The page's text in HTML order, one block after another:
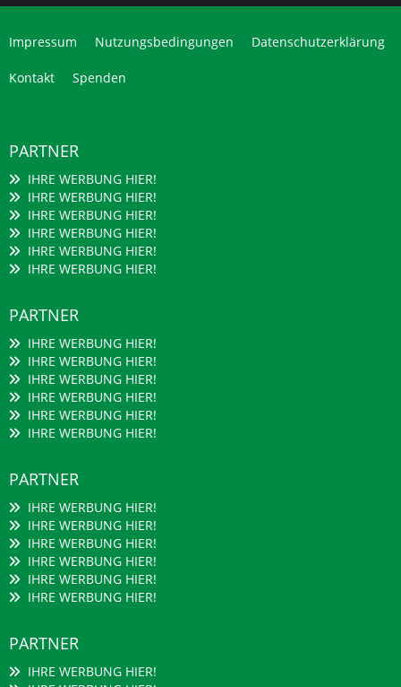
Impressum Nutzungsbedingungen Datenschutzerklärung
Kontakt Spenden
PARTNER
IHRE WERBUNG HIER!
IHRE WERBUNG HIER!
IHRE WERBUNG HIER!
IHRE WERBUNG HIER!
IHRE WERBUNG HIER!
IHRE WERBUNG HIER!
PARTNER
IHRE WERBUNG HIER!
IHRE WERBUNG HIER!
IHRE WERBUNG HIER!
IHRE WERBUNG HIER!
IHRE WERBUNG HIER!
IHRE WERBUNG HIER!
PARTNER
IHRE WERBUNG HIER!
IHRE WERBUNG HIER!
IHRE WERBUNG HIER!
IHRE WERBUNG HIER!
IHRE WERBUNG HIER!
IHRE WERBUNG HIER!
PARTNER
IHRE WERBUNG HIER!